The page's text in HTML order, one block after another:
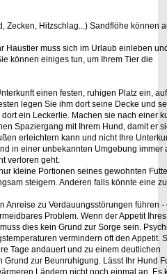
Zecken, Hitzschlag...) Sandflöhe können
Haustier muss sich im Urlaub einleben
können einiges tun, um Ihrem Tier die
einen festen, ruhigen Platz ein,
legen Sie ihm dort seine Decke und
ein Leckerlie. Machen sie nach einer
Spaziergang mit Ihrem Hund, damit er
erleichtern kann und nicht Ihre
in einer unbekannten Umgebung immer
verloren geht.
kleine Portionen seines gewohnten
steigern. Anderen falls könnte eine zu
Anreise zu Verdauungsstörungen führen -
Problem. Wenn der Appetit Ihres
dies kein Grund zur Sorge sein.
vermindern oft den Appetit.
Tage andauert und zu einem deutlichen
Grund zur Beunruhigung. Lässt Ihr Hund